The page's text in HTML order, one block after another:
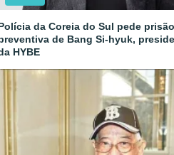
da Coreia do Sul pede prisão
de Bang Si-hyuk,
HYBE